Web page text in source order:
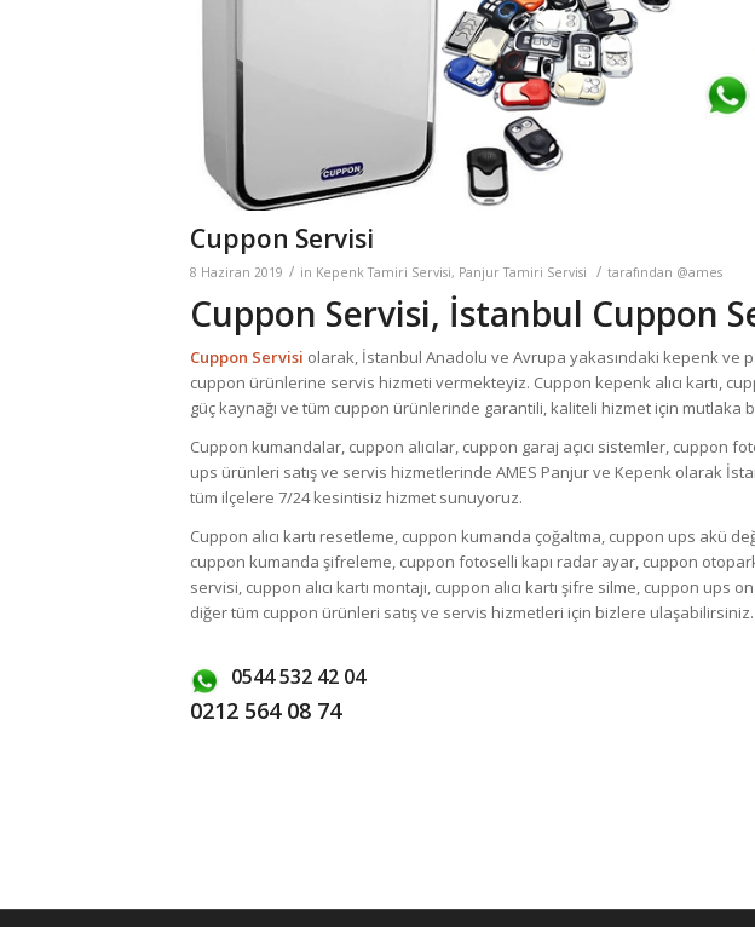
Cuppon Servisi
8 Haziran 2019 / in Kepenk Tamiri Servisi, Panjur Tamiri Servisi / tarafından @ames
Cuppon Servisi, İstanbul Cuppon
Cuppon Servisi olarak, İstanbul Anadolu ve Avrupa yakasındaki kepenk ve
cuppon ürünlerine servis hizmeti vermekteyiz. Cuppon kepenk alıcı kartı,
güç kaynağı ve tüm cuppon ürünlerinde garantili, kaliteli hizmet için mutlaka
Cuppon kumandalar, cuppon alıcılar, cuppon garaj açıcı sistemler, cuppon
ups ürünleri satış ve servis hizmetlerinde AMES Panjur ve Kepenk olarak
tüm ilçelere 7/24 kesintisiz hizmet sunuyoruz.
Cuppon alıcı kartı resetleme, cuppon kumanda çoğaltma, cuppon ups akü
cuppon kumanda şifreleme, cuppon fotoselli kapı radar ayar, cuppon
servisi, cuppon alıcı kartı montajı, cuppon alıcı kartı şifre silme, cuppon ups
diğer tüm cuppon ürünleri satış ve servis hizmetleri için bizlere ulaşabilirsiniz.
0544 532 42 04
0212 564 08 74